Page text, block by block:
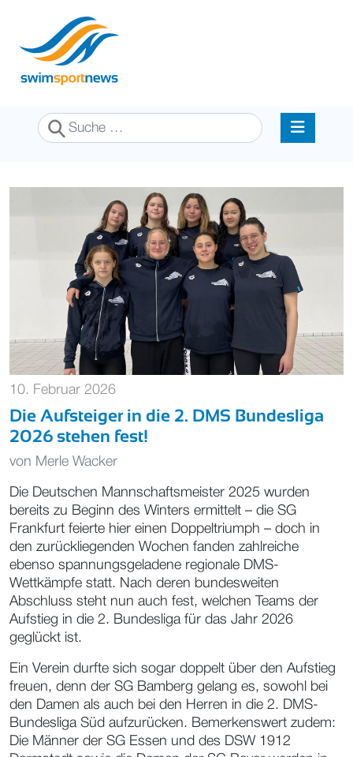
Suchen
10. Februar 2026
Die Aufsteiger in die 2. DMS Bundesliga
2026 stehen fest!
von Merle Wacker
Die Deutschen Mannschaftsmeister 2025 wurden
bereits zu Beginn des Winters ermittelt – die SG
Frankfurt feierte hier einen Doppeltriumph – doch in
den zurückliegenden Wochen fanden zahlreiche
ebenso spannungsgeladene regionale DMS-
Wettkämpfe statt. Nach deren bundesweiten
Abschluss steht nun auch fest, welchen Teams der
Aufstieg in die 2. Bundesliga für das Jahr 2026
geglückt ist.
Ein Verein durfte sich sogar doppelt über den Aufstieg
freuen, denn der SG Bamberg gelang es, sowohl bei
den Damen als auch bei den Herren in die 2. DMS-
Bundesliga Süd aufzurücken. Bemerkenswert zudem:
Die Männer der SG Essen und des DSW 1912